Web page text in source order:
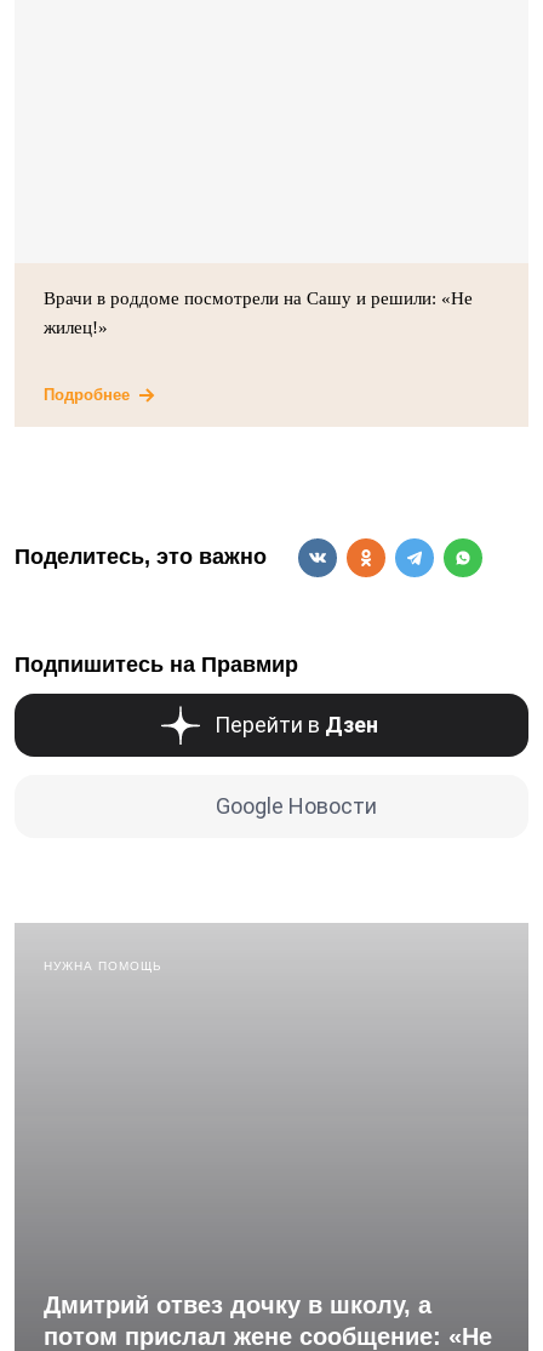
Врачи в роддоме посмотрели на Сашу и решили: «Не
жилец!»
Подробнее
Поделитесь, это важно
Подпишитесь на Правмир
Перейти в Дзен
Google Новости
НУЖНА ПОМОЩЬ
Дмитрий отвез дочку в школу, а
потом прислал жене сообщение: «Не